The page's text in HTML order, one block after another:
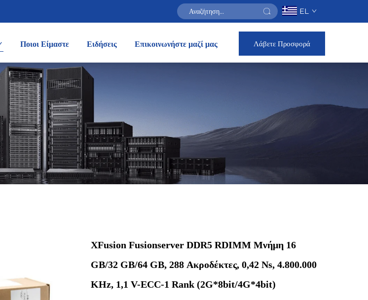
EL
Ποιοι Είμαστε Ειδήσεις Επικοινωνήστε μαζί μας Λάβετε Προσφορά
XFusion Fusionserver DDR5 RDIMM Μνήμη 16
GB/32 GB/64 GB, 288 Ακροδέκτες, 0,42 Ns, 4.800.000
KHz, 1,1 V-ECC-1 Rank (2G*8bit/4G*4bit)